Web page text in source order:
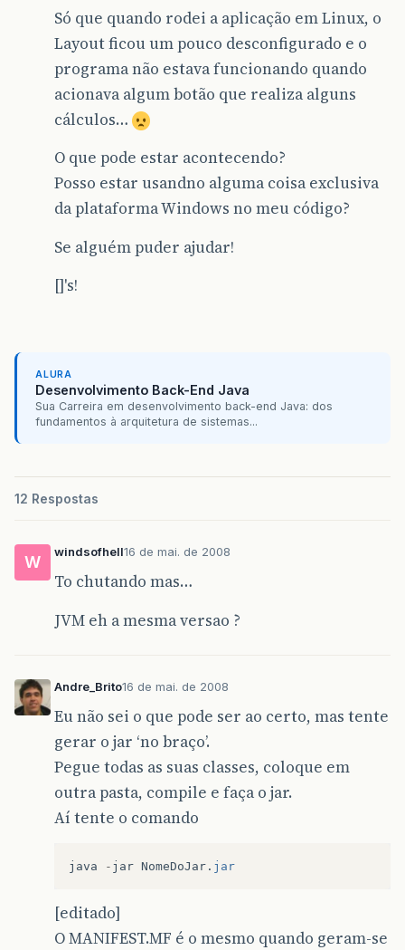
Só que quando rodei a aplicação em Linux, o
Layout ficou um pouco desconfigurado e o
programa não estava funcionando quando
acionava algum botão que realiza alguns
cálculos…
O que pode estar acontecendo?
Posso estar usandno alguma coisa exclusiva
da plataforma Windows no meu código?
Se alguém puder ajudar!
[]'s!
ALURA
Desenvolvimento Back-End Java
Sua Carreira em desenvolvimento back-end Java: dos
fundamentos à arquitetura de sistemas...
12 Respostas
W
windsofhell16 de mai. de 2008
To chutando mas…
JVM eh a mesma versao ?
Andre_Brito16 de mai. de 2008
Eu não sei o que pode ser ao certo, mas tente
gerar o jar ‘no braço’.
Pegue todas as suas classes, coloque em
outra pasta, compile e faça o jar.
Aí tente o comando
java - jar NomeDoJar . jar
[editado]
O MANIFEST.MF é o mesmo quando geram-se